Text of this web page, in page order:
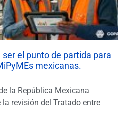
el punto de partida para
mexicanas.
la República Mexicana
la revisión del Tratado entre